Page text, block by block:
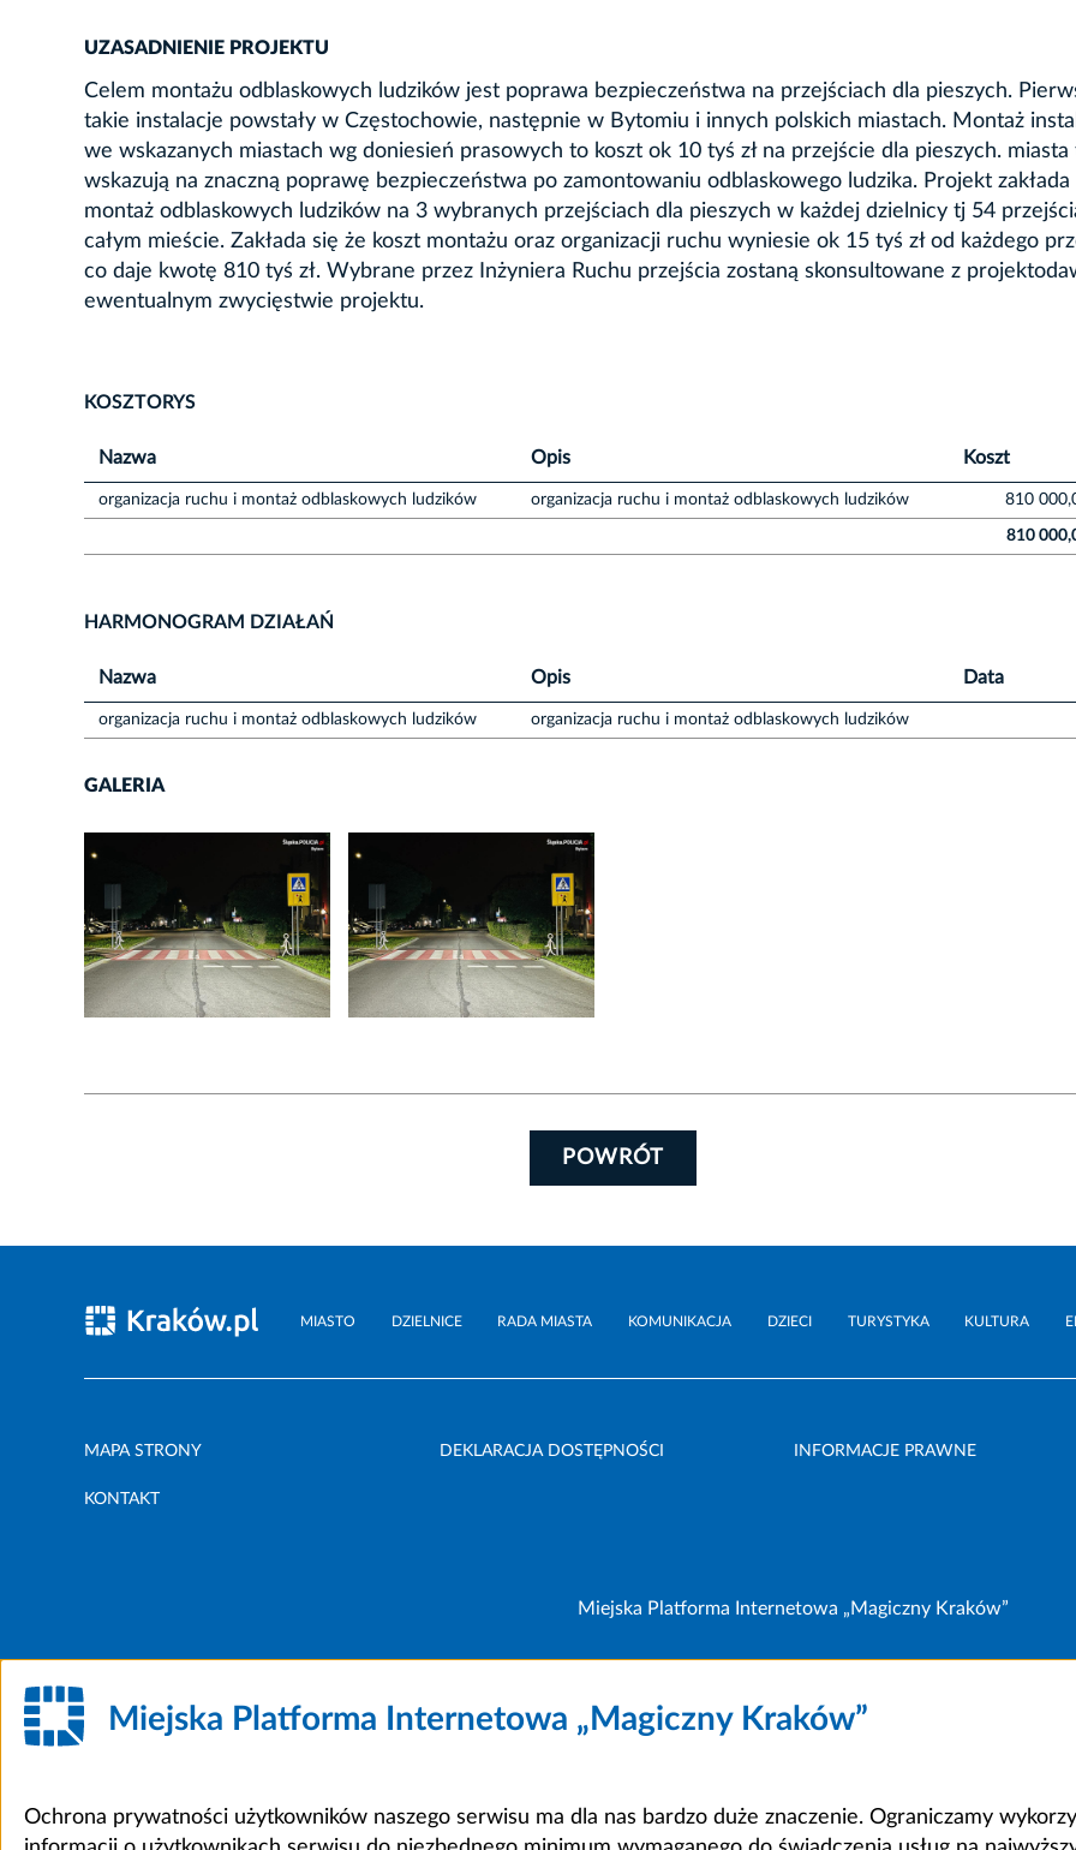
UZASADNIENIE PROJEKTU
Celem montażu odblaskowych ludzików jest poprawa bezpieczeństwa na przejściach dla pieszych.
takie instalacje powstały w Częstochowie, następnie w Bytomiu i innych polskich miastach. Montaż
we wskazanych miastach wg doniesień prasowych to koszt ok 10 tyś zł na przejście dla pieszych. miasta
wskazują na znaczną poprawę bezpieczeństwa po zamontowaniu odblaskowego ludzika. Projekt zakłada
montaż odblaskowych ludzików na 3 wybranych przejściach dla pieszych w każdej dzielnicy tj 54
całym mieście. Zakłada się że koszt montażu oraz organizacji ruchu wyniesie ok 15 tyś zł od każdego
co daje kwotę 810 tyś zł. Wybrane przez Inżyniera Ruchu przejścia zostaną skonsultowane z
ewentualnym zwycięstwie projektu.
KOSZTORYS
Nazwa Opis Koszt
organizacja ruchu i montaż odblaskowych ludzików organizacja ruchu i montaż odblaskowych ludzików 810
810
HARMONOGRAM DZIAŁAŃ
Nazwa Opis Data
organizacja ruchu i montaż odblaskowych ludzików organizacja ruchu i montaż odblaskowych ludzików
GALERIA
POWRÓT
MIASTO DZIELNICE RADA MIASTA KOMUNIKACJA DZIECI TURYSTYKA KULTURA
MAPA STRONY DEKLARACJA DOSTĘPNOŚCI INFORMACJE PRAWNE
KONTAKT
Miejska Platforma Internetowa „Magiczny Kraków”
Miejska Platforma Internetowa „Magiczny Kraków”
Ochrona prywatności użytkowników naszego serwisu ma dla nas bardzo duże znaczenie. Ograniczamy